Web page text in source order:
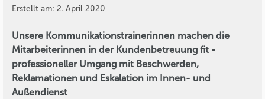
Erstellt am: 2. April 2020
Unsere Kommunikationstrainerinnen machen die
Mitarbeiterinnen in der Kundenbetreuung fit -
professioneller Umgang mit Beschwerden,
Reklamationen und Eskalation im Innen- und
Außendienst